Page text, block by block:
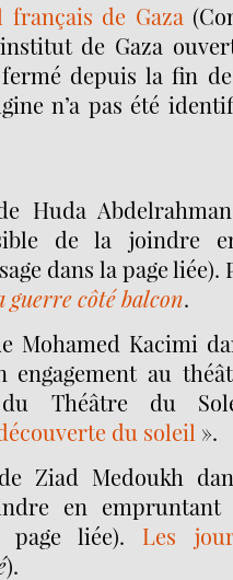
de Gaza
de Gaza
depuis la fin
n’a pas été
Huda
de la joindre
dans la page liée).
guerre côté balcon.
Mohamed Kacimi
engagement au
Théâtre du
du soleil ».
Ziad Medoukh
en
page liée). Les
).